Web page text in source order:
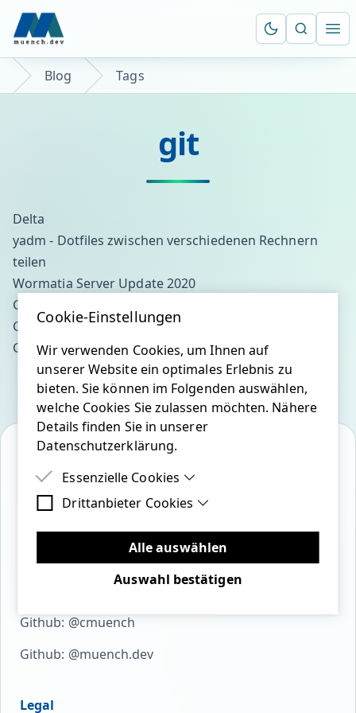
Suche
Blog Tags
git
Delta
yadm - Dotfiles zwischen verschiedenen Rechnern
teilen
Wormatia Server Update 2020
GIT Fehler finden
GIT difftool
Gitea - Quellcode leichtgewichtig verwalten
Cookie-Einstellungen
Wir verwenden Cookies, um Ihnen auf
unserer Website ein optimales Erlebnis zu
bieten. Sie können im Folgenden auswählen,
welche Cookies Sie zulassen möchten. Nähere
Details finden Sie in unserer
Datenschutzerklärung.
Essenzielle Cookies
Essenzielle Cookies sind Cookies, welche für
benötigt werden.
Drittanbieter Cookies
Drittanbieter Cookies sind Cookies, die
Drittanbieter-Software setzen, um Funktionen
wie Google Maps zu ermöglichen.
Alle auswählen
Auswahl bestätigen
bluesky
linkedin
twitteryoutube
mastodon
github
Github: @cmuench
Github: @muench.dev
Legal